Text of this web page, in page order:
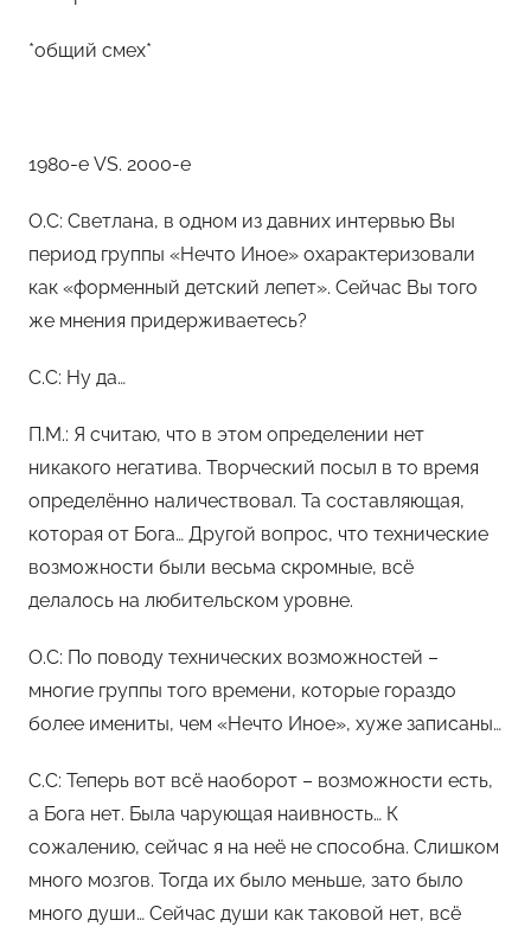
*общий смех*
1980-е VS. 2000-е
О.С: Светлана, в одном из давних интервью Вы
период группы «Нечто Иное» охарактеризовали
как «форменный детский лепет». Сейчас Вы того
же мнения придерживаетесь?
С.С: Ну да…
П.М.: Я считаю, что в этом определении нет
никакого негатива. Творческий посыл в то время
определённо наличествовал. Та составляющая,
которая от Бога… Другой вопрос, что технические
возможности были весьма скромные, всё
делалось на любительском уровне.
О.С: По поводу технических возможностей –
многие группы того времени, которые гораздо
более имениты, чем «Нечто Иное», хуже записаны…
С.С: Теперь вот всё наоборот – возможности есть,
а Бога нет. Была чарующая наивность… К
сожалению, сейчас я на неё не способна. Слишком
много мозгов. Тогда их было меньше, зато было
много души… Сейчас души как таковой нет, всё